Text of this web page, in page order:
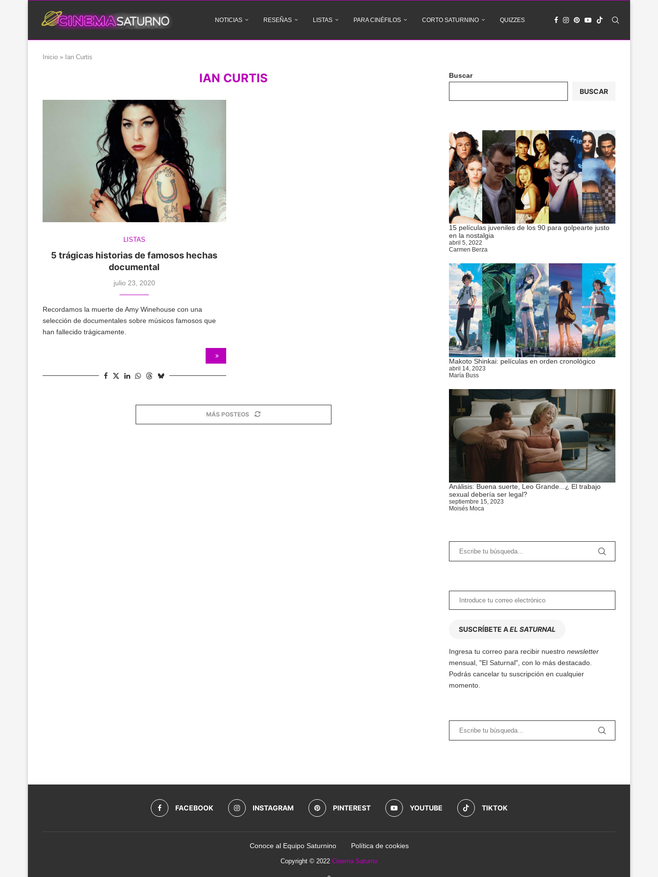
NOTICIAS RESEÑAS LISTAS PARA CINÉFILOS CORTO SATURNINO QUIZZES
Inicio » Ian Curtis
IAN CURTIS
LISTAS
5 trágicas historias de famosos hechas
documental
julio 23, 2020
Recordamos la muerte de Amy Winehouse con una
selección de documentales sobre músicos famosos que
han fallecido trágicamente.
MÁS POSTEOS
Buscar
BUSCAR
15 películas juveniles de los 90 para golpearte justo
en la nostalgia
abril 5, 2022
Carmen Berza
Makoto Shinkai: películas en orden cronológico
abril 14, 2023
María Buss
Análisis: Buena suerte, Leo Grande...¿ El trabajo
sexual debería ser legal?
septiembre 15, 2023
Moisés Moca
SUSCRÍBETE AEL SATURNAL
Ingresa tu correo para recibir nuestro newsletter
mensual, "El Saturnal", con lo más destacado.
Podrás cancelar tu suscripción en cualquier
momento.
FACEBOOK INSTAGRAM PINTEREST YOUTUBE TIKTOK
Conoce al Equipo Saturnino Política de cookies
Copyright © 2022 Cinema Saturno